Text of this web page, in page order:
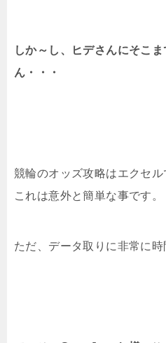
しか～し、ヒデさんにそこ
ん・・・
競輪のオッズ攻略はエクセル
これは意外と簡単な事です。
ただ、データ取りに非常に時